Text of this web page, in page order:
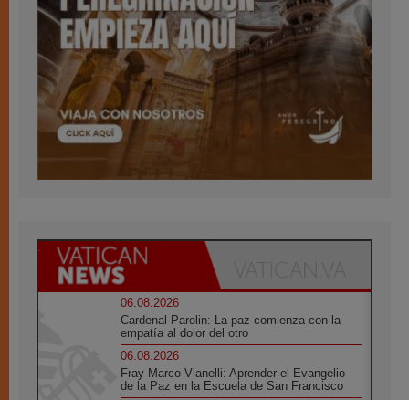
06.08.2026
Cardenal Parolin: La paz comienza con la
empatía al dolor del otro
06.08.2026
Fray Marco Vianelli: Aprender el Evangelio
de la Paz en la Escuela de San Francisco